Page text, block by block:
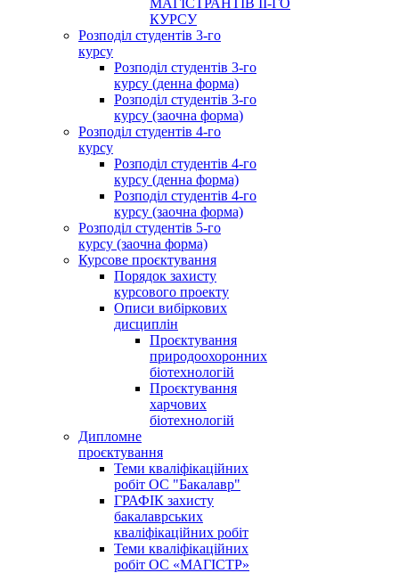
МАГІСТРАНТІВ ІІ-ГО
КУРСУ
Розподіл студентів 3-го
курсу
Розподіл студентів 3-го
курсу (денна форма)
Розподіл студентів 3-го
курсу (заочна форма)
Розподіл студентів 4-го
курсу
Розподіл студентів 4-го
курсу (денна форма)
Розподіл студентів 4-го
курсу (заочна форма)
Розподіл студентів 5-го
курсу (заочна форма)
Курсове проєктування
Порядок захисту
курсового проекту
Описи вибіркових
дисциплін
Проєктування
природоохоронних
біотехнологій
Проєктування
харчових
біотехнологій
Дипломне
проєктування
Теми кваліфікаційних
робіт ОС "Бакалавр"
ГРАФІК захисту
бакалаврських
кваліфікаційних робіт
Теми кваліфікаційних
робіт ОС «МАГІСТР»